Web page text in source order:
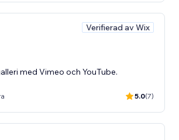
Verifierad av Wix
med Vimeo och YouTube.
5.0(7)